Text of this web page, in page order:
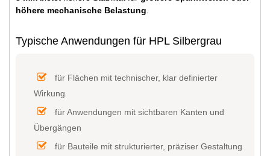
höhere mechanische Belastung
Typische Anwendungen für HPL Silbergrau
für Flächen mit technischer, klar definierter
Wirkung
für Anwendungen mit sichtbaren Kanten und
Übergängen
für Bauteile mit strukturierter, präziser Gestaltung